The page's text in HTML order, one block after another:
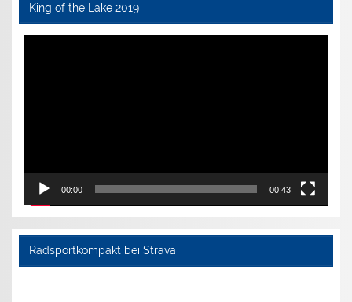
King of the Lake 2019
Video-
00:00 00:43
Radsportkompakt bei Strava